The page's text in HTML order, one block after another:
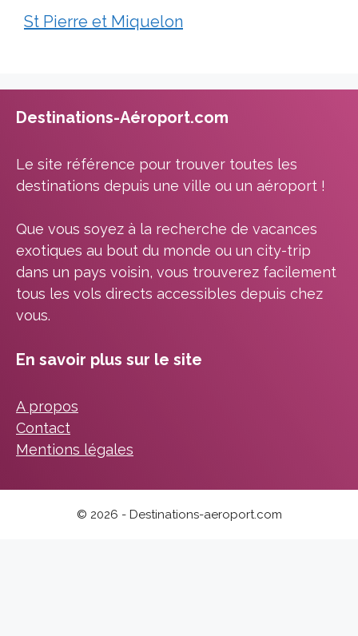
St Pierre et Miquelon
Destinations-Aéroport.com
Le site référence pour trouver toutes les
destinations depuis une ville ou un aéroport !
Que vous soyez à la recherche de vacances
exotiques au bout du monde ou un city-trip
dans un pays voisin, vous trouverez facilement
tous les vols directs accessibles depuis chez
vous.
En savoir plus sur le site
A propos
Contact
Mentions légales
© 2026 - Destinations-aeroport.com